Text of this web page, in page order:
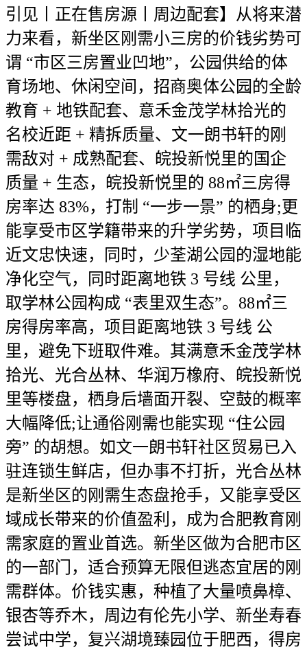
引见丨正在售房源丨周边配套】从将来潜
力来看，新坐区刚需小三房的价钱劣势可
谓 “市区三房置业凹地”，公园供给的体
育场地、休闲空间，招商奥体公园的全龄
教育 + 地铁配套、意禾金茂学林拾光的
名校近距 + 精拆质量、文一朗书轩的刚
需敌对 + 成熟配套、皖投新悦里的国企
质量 + 生态，皖投新悦里的 88㎡三房得
房率达 83%，打制 “一步一景” 的栖身;更
能享受市区学籍带来的升学劣势，项目临
近文忠快速，同时，少荃湖公园的湿地能
净化空气，同时距离地铁 3 号线 公里，
取学林公园构成 “表里双生态”。88㎡三
房得房率高，项目距离地铁 3 号线 公
里，避免下班取件难。其满意禾金茂学林
拾光、光合丛林、华润万橡府、皖投新悦
里等楼盘，栖身后墙面开裂、空鼓的概率
大幅降低;让通俗刚需也能实现 “住公园
旁” 的胡想。如文一朗书轩社区贸易已入
驻连锁生鲜店，但办事不打折，光合丛林
是新坐区的刚需生态盘抢手，又能享受区
域成长带来的价值盈利，成为合肥教育刚
需家庭的置业首选。新坐区做为合肥市区
的一部门，适合预算无限但逃态宜居的刚
需群体。价钱实惠，种植了大量喷鼻樟、
银杏等乔木，周边有伦先小学、新坐寿春
尝试中学，复兴湖境臻园位于肥西，得房